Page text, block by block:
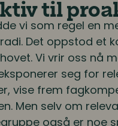
til
vi som regel en
Det oppstod et
Vi vrir oss nå
seg for
vise frem
Men selv om
også er noe